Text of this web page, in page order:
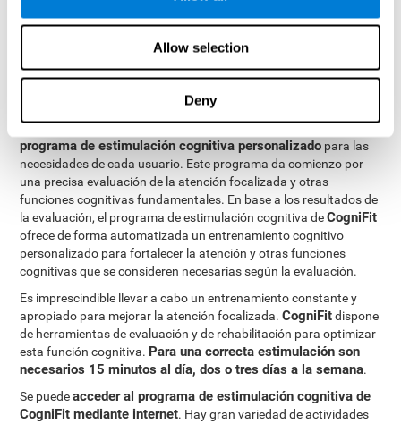
Allow selection
Deny
conexiones cerebrales de las estructuras implicadas en la
atención se fortalecerán. Así, cuando necesitemos centrar
nuestra atención, las conexiones serán más rápidas y eficientes,
mejorando nuestra atención focalizada.
está formado por un completo equipo de profesionales
especializados en el estudio de la plasticidad sináptica y
procesos de neurogénesis. Esto ha permitido la creación de un
programa de estimulación cognitiva personalizado para las
necesidades de cada usuario. Este programa da comienzo por
una precisa evaluación de la atención focalizada y otras
funciones cognitivas fundamentales. En base a los resultados de
la evaluación, el programa de estimulación cognitiva deCogniFit
ofrece de forma automatizada un entrenamiento cognitivo
personalizado para fortalecer la atención y otras funciones
cognitivas que se consideren necesarias según la evaluación.
Es imprescindible llevar a cabo un entrenamiento constante y
apropiado para mejorar la atención focalizada.CogniFitdispone
de herramientas de evaluación y de rehabilitación para optimizar
esta función cognitiva. Para una correcta estimulación son
necesarios 15 minutos al día, dos o tres días a la semana.
Se puedeacceder al programa de estimulación cognitiva de
CogniFit mediante internet. Hay gran variedad de actividades